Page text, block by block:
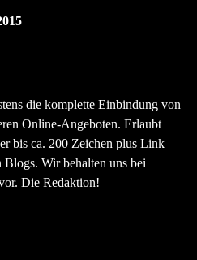
die komplette Einbindung von
Online-Angeboten. Erlaubt
bis ca. 200 Zeichen plus Link
Wir behalten uns bei
Die Redaktion!